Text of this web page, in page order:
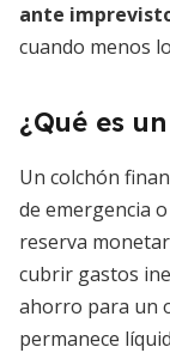
ante
cuando menos
¿Qué es
Un colchón
de emergencia o
reserva
cubrir gastos
ahorro para un
permanece